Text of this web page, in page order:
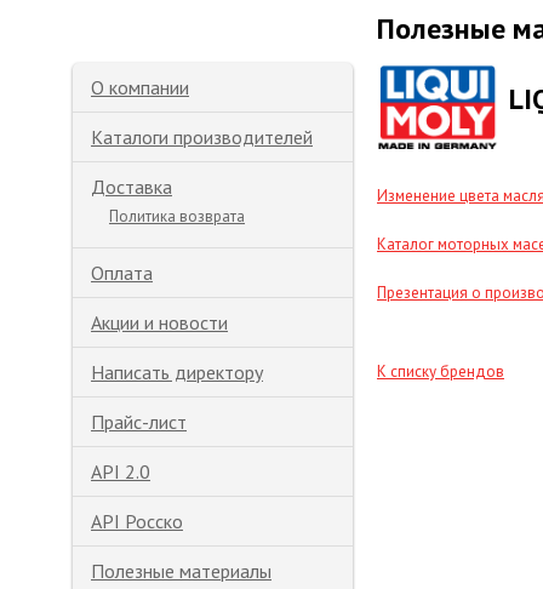
О компании
Каталоги производителей
Доставка
Политика возврата
Оплата
Акции и новости
Написать директору
Прайс-лист
API 2.0
API Росско
Полезные материалы
Полезные
Изменение цвета
Каталог моторных
Презентация о
К списку брендов